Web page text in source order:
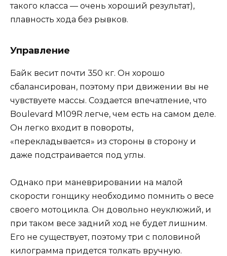
такого класса — очень хороший результат),
плавность хода без рывков.
Управление
Байк весит почти 350 кг. Он хорошо
сбалансирован, поэтому при движении вы не
чувствуете массы. Создается впечатление, что
Boulevard M109R легче, чем есть на самом деле.
Он легко входит в повороты,
«перекладывается» из стороны в сторону и
даже подстраивается под углы.
Однако при маневрировании на малой
скорости гонщику необходимо помнить о весе
своего мотоцикла. Он довольно неуклюжий, и
при таком весе задний ход не будет лишним.
Его не существует, поэтому три с половиной
килограмма придется толкать вручную.